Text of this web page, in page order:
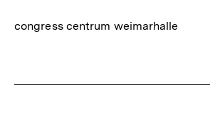
congress centrum weimarhalle